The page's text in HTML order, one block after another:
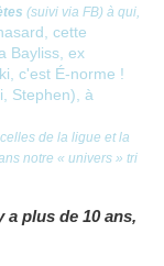
(suivi via FB) à qui,
cette
Bayliss, ex
c'est É-norme !
Stephen), à
de la ligue et la
notre « univers » tri
a plus de 10 ans,